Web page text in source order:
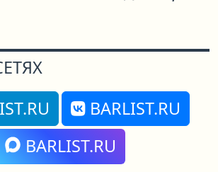
BARLIST.RU
BARLIST.RU